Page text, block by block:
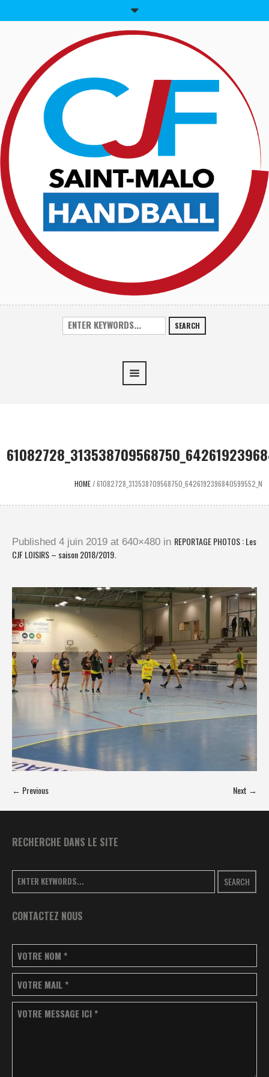
SEARCH
HOME/61082728_313538709568750_6426192396840599552_N
Published 4 juin 2019 at 640×480 in REPORTAGE PHOTOS : Les
CJF LOISIRS – saison 2018/2019.
← Previous Next →
RECHERCHE DANS LE SITE
SEARCH
CONTACTEZ NOUS
VOTRE NOM *
VOTRE MAIL *
VOTRE MESSAGE ICI *